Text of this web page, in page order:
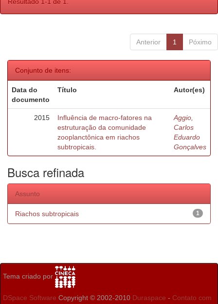
Anterior 1 Póximo
Conjunto de itens:
Data do
documento
Título Autor(es)
2015
Influência de macro-fatores na
estruturação da comunidade
zooplanctônica em riachos
subtropicais.
Aggio,
Carlos
Eduardo
Gonçalves
Busca refinada
Assunto
1
Riachos subtropicais
Tema criado por
DSpace Software Copyright © 2002-2010 Duraspace - Contato com